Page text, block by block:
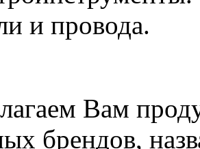
и провода.
Вам
брендов,